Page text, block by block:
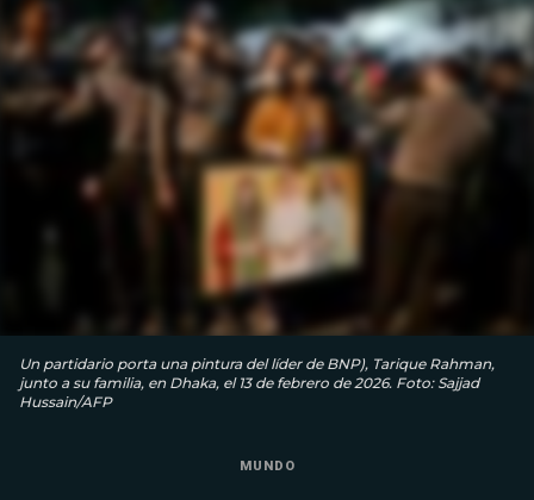
Un partidario porta una pintura del líder de BNP), Tarique Rahman,
junto a su familia, en Dhaka, el 13 de febrero de 2026. Foto: Sajjad
Hussain/AFP
MUNDO